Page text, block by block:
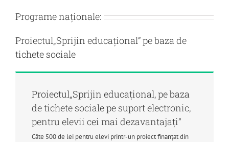
Programe naţionale:
Proiectul„Sprijin educațional” pe baza de
tichete sociale
Proiectul„Sprijin educațional, pe baza
de tichete sociale pe suport electronic,
pentru elevii cei mai dezavantajați”
Câte 500 de lei pentru elevi printr-un proiect finanțat din